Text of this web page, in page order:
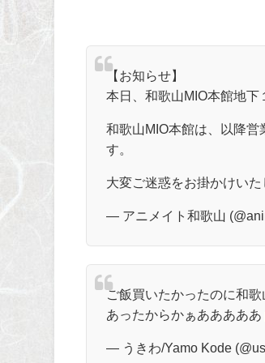
【お知らせ】
本日、和歌山MIO本館地下
和歌山MIO本館は、以降営
す。
大変ご迷惑をお掛かけい
— アニメイト和歌山
ご飯買いたかったのに和
あったからかぁあああああ
— うきわ/Yamo Kode